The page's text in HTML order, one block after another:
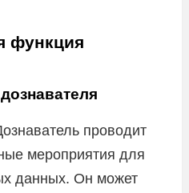
функция
проводит
мероприятия для
данных. Он может